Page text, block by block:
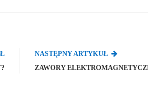
NASTĘPNY ARTYKUŁ
ZAWORY